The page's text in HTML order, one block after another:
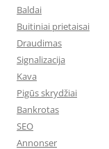
Baldai
Buitiniai prietaisai
Draudimas
Signalizacija
Kava
Pigūs skrydžiai
Bankrotas
SEO
Annonser